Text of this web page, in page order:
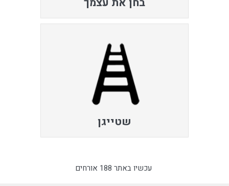
שטייגן
עכשיו באתר 188 אורחים